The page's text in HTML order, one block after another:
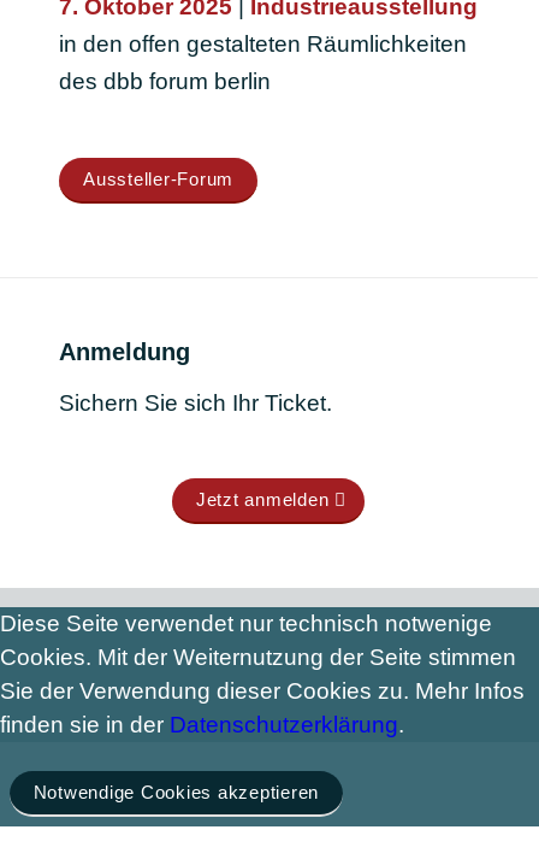
7. Oktober 2025
Industrieausstellung
in den offen gestalteten Räumlichkeiten
des dbb forum berlin
Aussteller-Forum
Anmeldung
Sichern Sie sich Ihr Ticket.
Jetzt anmelden
Diese Seite verwendet nur technisch notwenige
Cookies. Mit der Weiternutzung der Seite stimmen
Sie der Verwendung dieser Cookies zu. Mehr Infos
finden sie in der Datenschutzerklärung.
Notwendige Cookies akzeptieren